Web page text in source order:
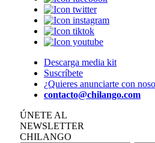
Descarga media kit
Suscríbete
¿Quieres anunciarte con
contacto@chilango.com
ÚNETE AL
NEWSLETTER
CHILANGO